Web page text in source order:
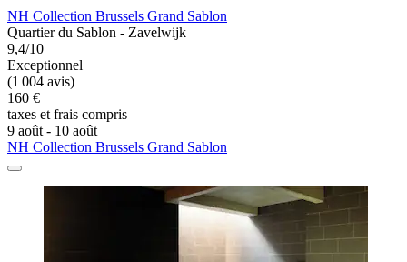
NH Collection Brussels Grand Sablon
Quartier du Sablon - Zavelwijk
9,4/10
Exceptionnel
(1 004 avis)
160 €
taxes et frais compris
9 août - 10 août
NH Collection Brussels Grand Sablon